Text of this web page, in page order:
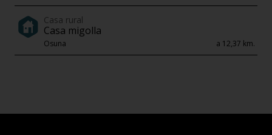
Casa rural
Casa migolla
Osuna a 12,37 km.